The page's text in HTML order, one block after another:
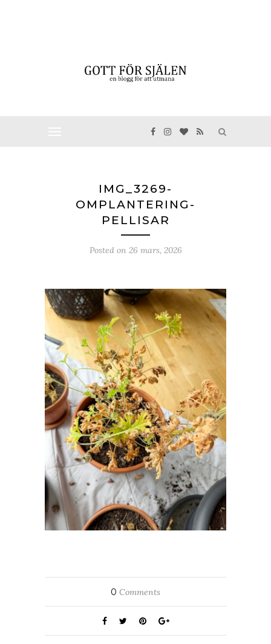
IMG_3269-
OMPLANTERING-
PELLISAR
Posted on 26 mars, 2026
0 Comments